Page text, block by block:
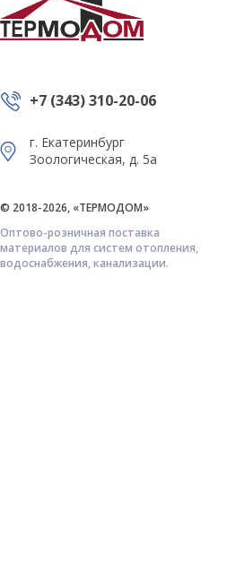
+7 (343) 310-20-06
г. Екатеринбург
Зоологическая, д. 5а
© 2018-2026, «ТЕРМОДОМ»
Оптово-розничная поставка
материалов для систем отопления,
водоснабжения, канализации.